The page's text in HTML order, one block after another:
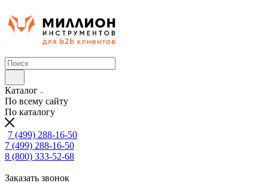
Каталог
По всему сайту
По каталогу
7 (499) 288-16-50
7 (499) 288-16-50
8 (800) 333-52-68
Заказать звонок